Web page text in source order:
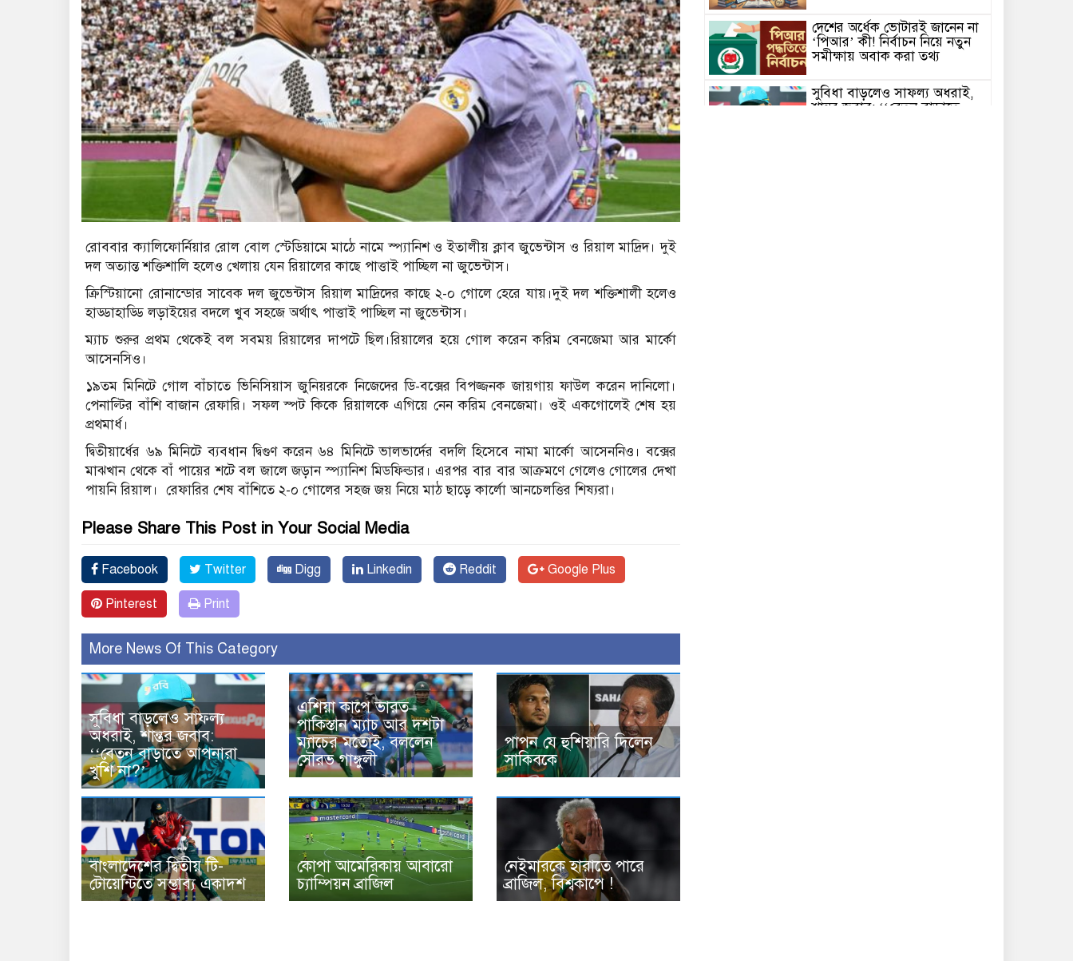
রোববার ক্যালিফোর্নিয়ার রোল বোল স্টেডিয়ামে মাঠে নামে স্প্যানিশ ও ইতালীয় ক্লাব জুভেন্টাস ও রিয়াল মাদ্রিদ। দুই
দল অত্যান্ত শক্তিশালি হলেও খেলায় যেন রিয়ালের কাছে পাত্তাই পাচ্ছিল না জুভেন্টাস।
ক্রিস্টিয়ানো রোনান্ডোর সাবেক দল জুভেন্টাস রিয়াল মাদ্রিদের কাছে ২-০ গোলে হেরে যায়।দুই দল শক্তিশালী হলেও
হাড্ডাহাড্ডি লড়াইয়ের বদলে খুব সহজে অর্থাৎ পাত্তাই পাচ্ছিল না জুভেন্টাস।
ম্যাচ শুরুর প্রথম থেকেই বল সবময় রিয়ালের দাপটে ছিল।রিয়ালের হয়ে গোল করেন করিম বেনজেমা আর মার্কো
আসেনসিও।
১৯তম মিনিটে গোল বাঁচাতে ভিনিসিয়াস জুনিয়রকে নিজেদের ডি-বক্সের বিপজ্জনক জায়গায় ফাউল করেন দানিলো।
পেনাল্টির বাঁশি বাজান রেফারি। সফল স্পট কিকে রিয়ালকে এগিয়ে নেন করিম বেনজেমা। ওই একগোলেই শেষ হয়
প্রথমার্ধ।
দ্বিতীয়ার্ধের ৬৯ মিনিটে ব্যবধান দ্বিগুণ করেন ৬৪ মিনিটে ভালভার্দের বদলি হিসেবে নামা মার্কো আসেননিও। বক্সের
মাঝখান থেকে বাঁ পায়ের শটে বল জালে জড়ান স্প্যানিশ মিডফিল্ডার। এরপর বার বার আক্রমণে গেলেও গোলের দেখা
পায়নি রিয়াল। রেফারির শেষ বাঁশিতে ২-০ গোলের সহজ জয় নিয়ে মাঠ ছাড়ে কার্লো আনচেলত্তির শিষ্যরা।
Please Share This Post in Your Social Media
Facebook Twitter Digg Linkedin Reddit Google Plus
Pinterest Print
More News Of This Category
সুবিধা বাড়লেও সাফল্য
অধরাই, শান্তর জবাব:
‘‘বেতন বাড়াতে আপনারা
খুশি না?’
এশিয়া কাপে ভারত–
পাকিস্তান ম্যাচ আর দশটা
ম্যাচের মতোই, বললেন
সৌরভ গাঙ্গুলী
পাপন যে হুশিয়ারি দিলেন
সাকিবকে
বাংলাদেশের দ্বিতীয় টি-
টোয়েন্টিতে সম্ভাব্য একাদশ
কোপা আমেরিকায় আবারো
চ্যাম্পিয়ন ব্রাজিল
নেইমারকে হারাতে পারে
ব্রাজিল, বিশ্বকাপে !
দেশের অর্ধেক ভোটারই জানেন না
‘পিআর’ কী! নির্বাচন নিয়ে নতুন
সমীক্ষায় অবাক করা তথ্য
সুবিধা বাড়লেও সাফল্য অধরাই,
শান্তর জবাব: ‘‘বেতন বাড়াতে